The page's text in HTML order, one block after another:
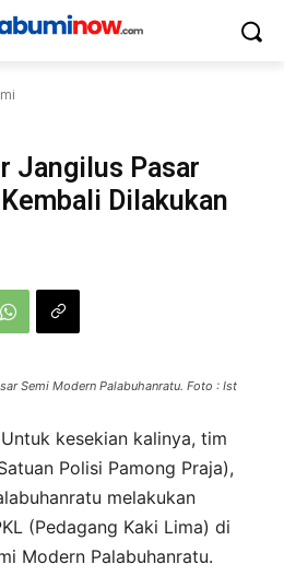
Jangilus Pasar
Dilakukan
Semi Modern Palabuhanratu. Foto : Ist
Untuk kesekian kalinya, tim
Polisi Pamong Praja),
melakukan
(Pedagang Kaki Lima) di
Modern Palabuhanratu.